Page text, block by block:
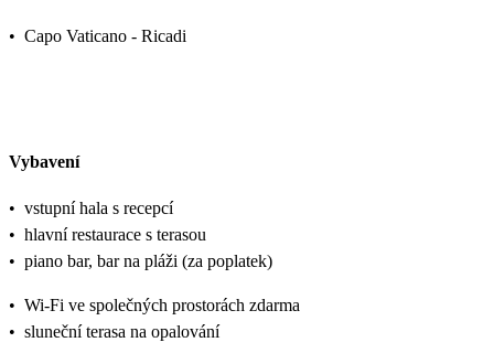
• Capo Vaticano - Ricadi
Vybavení
• vstupní hala s recepcí
• hlavní restaurace s terasou
• piano bar, bar na pláži (za poplatek)
• Wi-Fi ve společných prostorách zdarma
• sluneční terasa na opalování